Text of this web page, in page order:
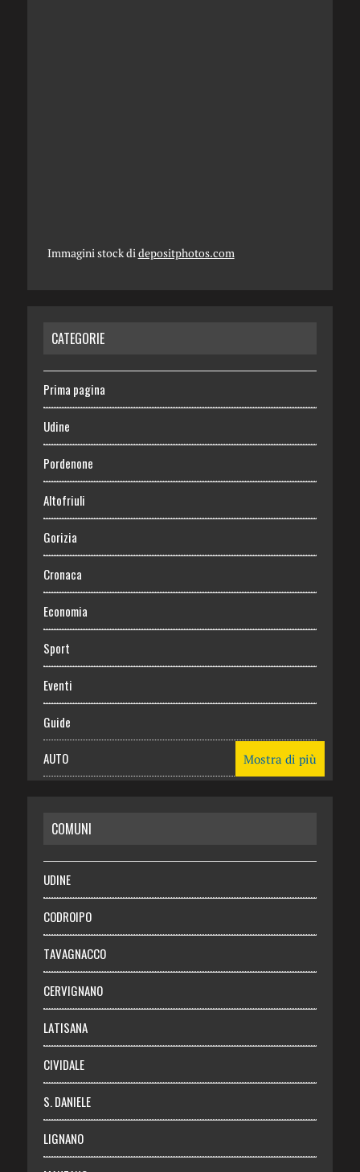
Immagini stock di depositphotos.com
CATEGORIE
Prima pagina
Udine
Pordenone
Altofriuli
Gorizia
Cronaca
Economia
Sport
Eventi
Guide
AUTO
RISPARMIO
SALUTE
Necrologie
Chi siamo
Abbonati
Login
Mostra di più
COMUNI
UDINE
CODROIPO
TAVAGNACCO
CERVIGNANO
LATISANA
CIVIDALE
S. DANIELE
LIGNANO